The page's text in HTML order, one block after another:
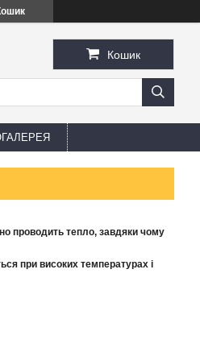
Кошик
проводить тепло, завдяки чому
при високих температурах і